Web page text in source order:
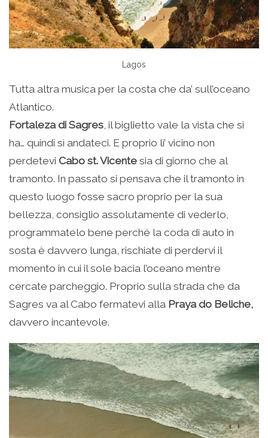
Lagos
Tutta altra musica per la costa che da’ sull’oceano
Atlantico.
Fortaleza di Sagres, il biglietto vale la vista che si
ha… quindi sì andateci. E proprio lì’ vicino non
perdetevi Cabo st. Vicente sia di giorno che al
tramonto. In passato si pensava che il tramonto in
questo luogo fosse sacro proprio per la sua
bellezza, consiglio assolutamente di vederlo,
programmatelo bene perché la coda di auto in
sosta è davvero lunga, rischiate di perdervi il
momento in cui il sole bacia l’oceano mentre
cercate parcheggio. Proprio sulla strada che da
Sagres va al Cabo fermatevi alla Praya do Beliche,
davvero incantevole.